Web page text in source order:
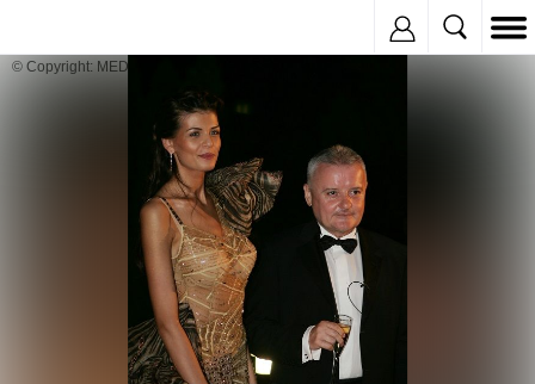
© Copyright: MEDIAFAX